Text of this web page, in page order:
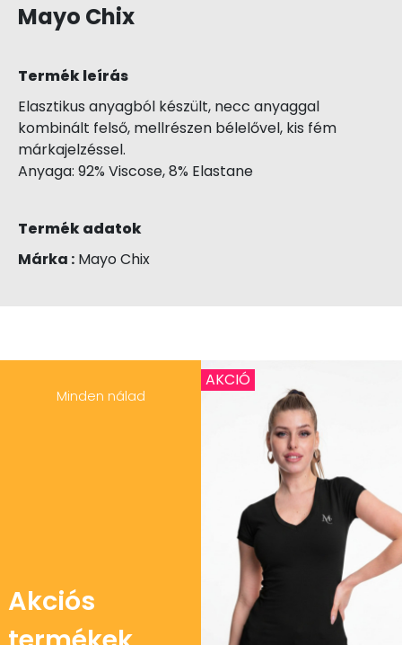
Mayo Chix
Termék leírás
Elasztikus anyagból készült, necc anyaggal
kombinált felső, mellrészen bélelővel, kis fém
márkajelzéssel.
Anyaga: 92% Viscose, 8% Elastane
Termék adatok
Márka : Mayo Chix
Minden nálad
Akciós
AKCIÓ